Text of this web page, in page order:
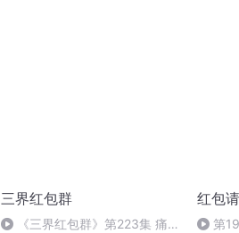
三界红包群
《三界红包群》第223集 痛
红包
第